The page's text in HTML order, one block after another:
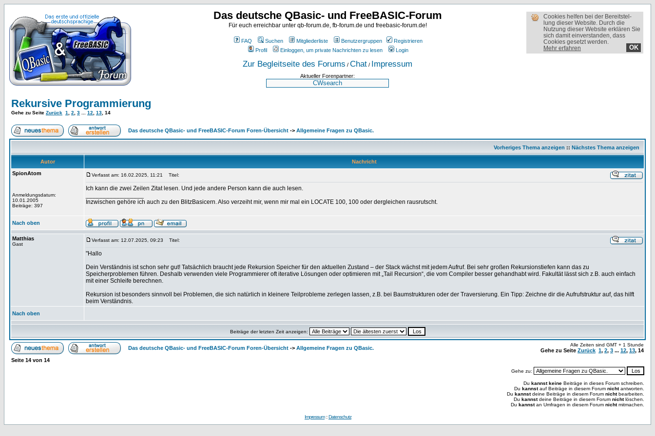
Cookies helfen bei der Bereit­stel­
lung dieser Website. Durch die
Nutzung dieser Website erklären Sie
sich damit einverstanden, dass
Cookies gesetzt werden.
Mehr erfahren
OK
Das deutsche QBasic- und FreeBASIC-Forum
Für euch erreichbar unter qb-forum.de, fb-forum.de und freebasic-forum.de!
FAQ Suchen Mitgliederliste Benutzergruppen
Registrieren
Profil
Einloggen, um private Nachrichten zu lesen Login
Zur Begleitseite des Forums / Chat / Impressum
Aktueller Forenpartner:
Rekursive Programmierung
Gehe zu Seite Zurück 1 2 3 12 13 14
Das deutsche QBasic- und FreeBASIC-Forum Foren-Übersicht -> Allgemeine Fragen zu QBasic.
Vorheriges Thema anzeigen :: Nächstes Thema anzeigen
Autor
Nachricht
SpionAtom
Anmeldungsdatum:
10.01.2005
Beiträge: 397
Verfasst am: 16.02.2025, 11:21 Titel:
Ich kann die zwei Zeilen Zitat lesen. Und jede andere Person kann die auch lesen.
Inzwischen gehöre ich auch zu den BlitzBasicern. Also verzeiht mir, wenn mir mal ein LOCATE 100, 100 oder dergleichen rausrutscht.
Nach oben
Matthias
Gast
Verfasst am: 12.07.2025, 09:23 Titel:
"Hallo
Dein Verständnis ist schon sehr gut! Tatsächlich braucht jede Rekursion Speicher für den aktuellen Zustand – der Stack wächst mit jedem Aufruf. Bei sehr großen Rekursionstiefen kann das zu
Speicherproblemen führen. Deshalb verwenden viele Programmierer oft iterative Lösungen oder optimieren mit „Tail Recursion“, die vom Compiler besser gehandhabt wird. Fakultät lässt sich z.B. auch einfach
mit einer Schleife berechnen.
Rekursion ist besonders sinnvoll bei Problemen, die sich natürlich in kleinere Teilprobleme zerlegen lassen, z.B. bei Baumstrukturen oder der Traversierung. Ein Tipp: Zeichne dir die Aufrufstruktur auf, das hilft
beim Verständnis.
Nach oben
Beiträge der letzten Zeit anzeigen:
Das deutsche QBasic- und FreeBASIC-Forum Foren-Übersicht -> Allgemeine Fragen zu QBasic.
Alle Zeiten sind GMT + 1 Stunde
Gehe zu Seite Zurück 1, 2, 3 ... 12, 13, 14
Seite 14 von 14
Gehe zu:
Du kannst keine Beiträge in dieses Forum schreiben.
Du kannstauf Beiträge in diesem Forum nichtantworten.
Du kannstdeine Beiträge in diesem Forum nichtbearbeiten.
Du kannstdeine Beiträge in diesem Forum nichtlöschen.
Du kannstan Umfragen in diesem Forum nichtmitmachen.
Impressum::Datenschutz